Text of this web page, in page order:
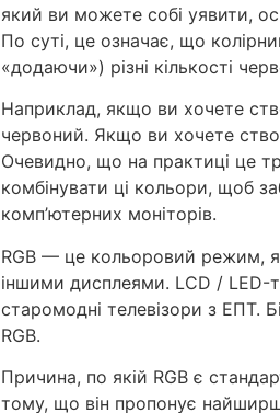
який ви можете собі уявити,
По суті, це означає, що
«додаючи») різні кількості
Наприклад, якщо ви хочете
червоний. Якщо ви хочете
Очевидно, що на практиці це
комбінувати ці кольори, щоб
комп’ютерних моніторів.
RGB — це кольоровий режим,
іншими дисплеями. LCD / LED-
старомодні телевізори з ЕПТ.
RGB.
Причина, по якій RGB є
тому, що він пропонує